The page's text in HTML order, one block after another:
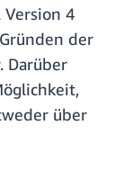
4
der
Darüber
über